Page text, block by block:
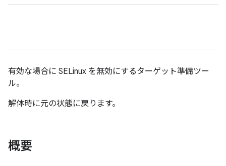
有効な場合に SELinux を無効にするターゲット準備ツー
ル。
解体時に元の状態に戻ります。
概要